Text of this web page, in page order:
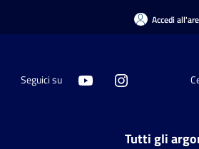
Accedi
Seguici su
Tutti gli